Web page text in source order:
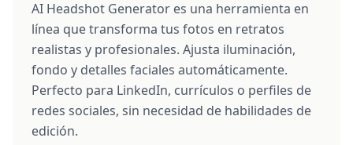
AI Headshot Generator es una herramienta en
línea que transforma tus fotos en retratos
realistas y profesionales. Ajusta iluminación,
fondo y detalles faciales automáticamente.
Perfecto para LinkedIn, currículos o perfiles de
redes sociales, sin necesidad de habilidades de
edición.